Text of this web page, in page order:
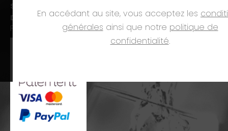
En accédant au site, vous acceptez les
générales ainsi que notre politique de
confidentialité.
Sam. :
Dim. et jours fériés :fermé
PAIEMENTS